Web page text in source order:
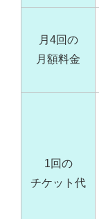
月4回の
月額料金
1回の
チケット代